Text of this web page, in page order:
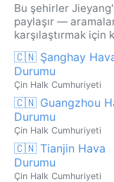
Bu şehirler
paylaşır —
karşılaştırmak için
🇨🇳 Şanghay
Durumu
Çin Halk Cumhuriyeti
🇨🇳 Guangzhou
Durumu
Çin Halk Cumhuriyeti
🇨🇳 Tianjin Hava
Durumu
Çin Halk Cumhuriyeti